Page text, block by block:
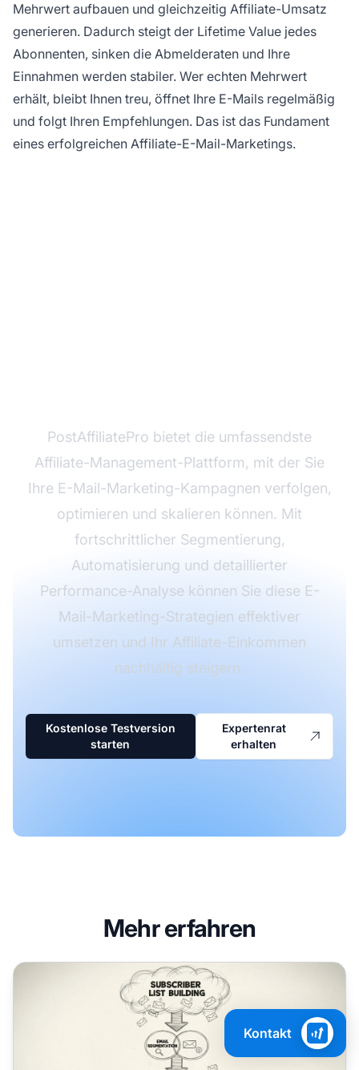
Mehrwert aufbauen und gleichzeitig Affiliate-Umsatz
generieren. Dadurch steigt der Lifetime Value jedes
Abonnenten, sinken die Abmelderaten und Ihre
Einnahmen werden stabiler. Wer echten Mehrwert
erhält, bleibt Ihnen treu, öffnet Ihre E-Mails regelmäßig
und folgt Ihren Empfehlungen. Das ist das Fundament
eines erfolgreichen Affiliate-E-Mail-Marketings.
PostAffiliatePro bietet die umfassendste
Affiliate-Management-Plattform, mit der Sie
Ihre E-Mail-Marketing-Kampagnen verfolgen,
optimieren und skalieren können. Mit
fortschrittlicher Segmentierung,
Automatisierung und detaillierter
Performance-Analyse können Sie diese E-
Mail-Marketing-Strategien effektiver
umsetzen und Ihr Affiliate-Einkommen
nachhaltig steigern.
Kostenlose Testversion
starten
Expertenrat
erhalten
Mehr erfahren
E-Mail-Marketing für Affiliate-Promotionen
Kontakt